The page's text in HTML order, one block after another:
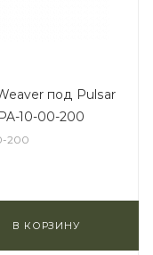
под Pulsar
10-00-200
200
В КОРЗИНУ